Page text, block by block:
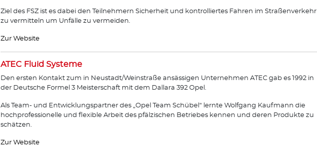
Ziel des FSZ ist es dabei den Teilnehmern Sicherheit und kontrolliertes Fahren im Straßenverkehr
zu vermitteln um Unfälle zu vermeiden.
Zur Website
ATEC Fluid Systeme
Den ersten Kontakt zum in Neustadt/Weinstraße ansässigen Unternehmen ATEC gab es 1992 in
der Deutsche Formel 3 Meisterschaft mit dem Dallara 392 Opel.
Als Team- und Entwicklungspartner des „Opel Team Schübel“ lernte Wolfgang Kaufmann die
hochprofessionelle und flexible Arbeit des pfälzischen Betriebes kennen und deren Produkte zu
schätzen.
Zur Website